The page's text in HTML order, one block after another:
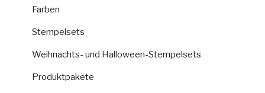
Farben
Stempelsets
Weihnachts- und Halloween-Stempelsets
Produktpakete